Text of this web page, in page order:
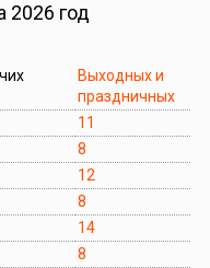
2026 год
Выходных и
праздничных
11
8
12
8
14
8